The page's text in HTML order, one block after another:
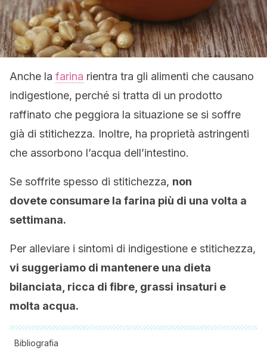
Anche la farina rientra tra gli alimenti che causano
indigestione, perché si tratta di un prodotto
raffinato che peggiora la situazione se si soffre
già di stitichezza. Inoltre, ha proprietà astringenti
che assorbono l’acqua dell’intestino.
Se soffrite spesso di stitichezza, non
dovete consumare la farina più di una volta a
settimana.
Per alleviare i sintomi di indigestione e stitichezza,
vi suggeriamo di mantenere una dieta
bilanciata, ricca di fibre, grassi insaturi e
molta acqua.
Bibliografia